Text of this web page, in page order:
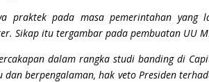
praktek pada masa pemerintahan yang
Sikap itu tergambar pada pembuatan UU
dalam rangka studi banding di
dan berpengalaman, hak veto Presiden